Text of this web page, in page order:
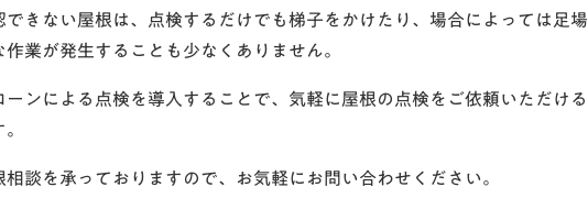
きない屋根は、点検するだけでも梯子をかけたり、場合によっては足場
業が発生することも少なくありません。
ンによる点検を導入することで、気軽に屋根の点検をご依頼いただける
談を承っておりますので、お気軽にお問い合わせください。